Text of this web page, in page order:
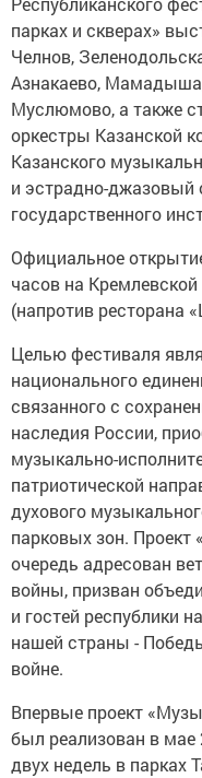
парках и скверах»
Челнов,
Азнакаево,
Муслюмово, а также
оркестры Казанской
Казанского
и эстрадно-джазовый
государственного
Официальное
часов на
(напротив ресторана
Целью фестиваля
национального
связанного с
наследия России,
музыкально-
патриотической
духового
парковых зон.
очередь адресован
войны, призван
и гостей республики
нашей страны -
войне.
Впервые проект
был реализован в мае
двух недель в парках